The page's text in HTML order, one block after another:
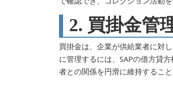
2. 買掛金管
買掛金は、企業が供給業者に対
に管理するには、SAPの借方貸
者との関係を円滑に維持すること